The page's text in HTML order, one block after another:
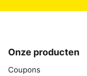
Onze producten
Coupons